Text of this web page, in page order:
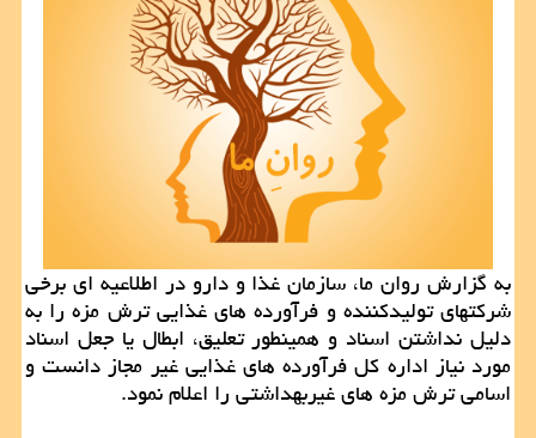
به گزارش روان ما، سازمان غذا و دارو در اطلاعیه ای برخی
شرکتهای تولیدکننده و فرآورده های غذایی ترش مزه را به
دلیل نداشتن اسناد و همینطور تعلیق، ابطال یا جعل اسناد
مورد نیاز اداره کل فرآورده های غذایی غیر مجاز دانست و
اسامی ترش مزه های غیربهداشتی را اعلام نمود.